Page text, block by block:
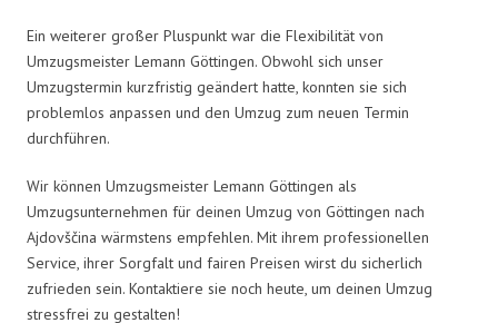
Ein weiterer großer Pluspunkt war die Flexibilität von
Umzugsmeister Lemann Göttingen. Obwohl sich unser
Umzugstermin kurzfristig geändert hatte, konnten sie sich
problemlos anpassen und den Umzug zum neuen Termin
durchführen.
Wir können Umzugsmeister Lemann Göttingen als
Umzugsunternehmen für deinen Umzug von Göttingen nach
Ajdovščina wärmstens empfehlen. Mit ihrem professionellen
Service, ihrer Sorgfalt und fairen Preisen wirst du sicherlich
zufrieden sein. Kontaktiere sie noch heute, um deinen Umzug
stressfrei zu gestalten!